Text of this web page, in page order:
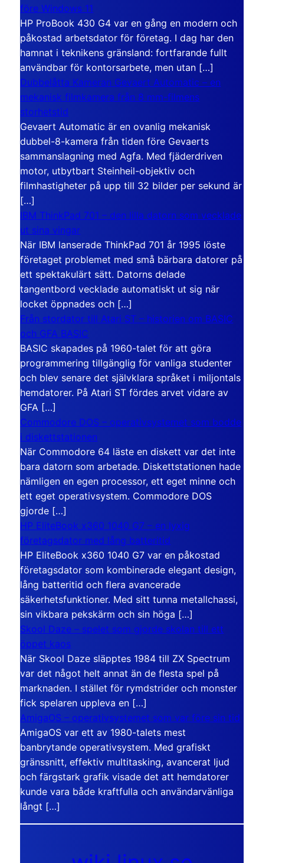
före Windows 11
HP ProBook 430 G4 var en gång en modern och
påkostad arbetsdator för företag. I dag har den
hamnat i teknikens gränsland: fortfarande fullt
användbar för kontorsarbete, men utan […]
Dubbelåtta Kameran Gevaert Automatic – en
mekanisk filmkamera från 8 mm-filmens
storhetstid
Gevaert Automatic är en ovanlig mekanisk
dubbel-8-kamera från tiden före Gevaerts
sammanslagning med Agfa. Med fjäderdriven
motor, utbytbart Steinheil-objektiv och
filmhastigheter på upp till 32 bilder per sekund är
[…]
IBM ThinkPad 701 – den lilla datorn som vecklade
ut sina vingar
När IBM lanserade ThinkPad 701 år 1995 löste
företaget problemet med små bärbara datorer på
ett spektakulärt sätt. Datorns delade
tangentbord vecklade automatiskt ut sig när
locket öppnades och […]
Från stordator till Atari ST – historien om BASIC
och GFA BASIC
BASIC skapades på 1960-talet för att göra
programmering tillgänglig för vanliga studenter
och blev senare det självklara språket i miljontals
hemdatorer. På Atari ST fördes arvet vidare av
GFA […]
Commodore DOS – operativsystemet som bodde
i diskettstationen
När Commodore 64 läste en diskett var det inte
bara datorn som arbetade. Diskettstationen hade
nämligen en egen processor, ett eget minne och
ett eget operativsystem. Commodore DOS
gjorde […]
HP EliteBook x360 1040 G7 – en lyxig
företagsdator med lång batteritid
HP EliteBook x360 1040 G7 var en påkostad
företagsdator som kombinerade elegant design,
lång batteritid och flera avancerade
säkerhetsfunktioner. Med sitt tunna metallchassi,
sin vikbara pekskärm och sin höga […]
Skool Daze – spelet som gjorde skolan till ett
öppet kaos
När Skool Daze släpptes 1984 till ZX Spectrum
var det något helt annat än de flesta spel på
marknaden. I stället för rymdstrider och monster
fick spelaren uppleva en […]
AmigaOS – operativsystemet som var före sin tid
AmigaOS var ett av 1980-talets mest
banbrytande operativsystem. Med grafiskt
gränssnitt, effektiv multitasking, avancerat ljud
och färgstark grafik visade det att hemdatorer
kunde vara både kraftfulla och användarvänliga
långt […]